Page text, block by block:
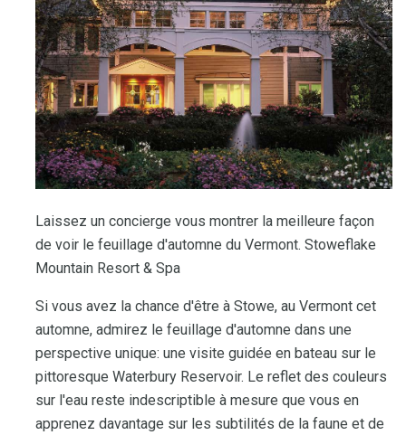
Laissez un concierge vous montrer la meilleure façon
de voir le feuillage d'automne du Vermont. Stoweflake
Mountain Resort & Spa
Si vous avez la chance d'être à Stowe, au Vermont cet
automne, admirez le feuillage d'automne dans une
perspective unique: une visite guidée en bateau sur le
pittoresque Waterbury Reservoir. Le reflet des couleurs
sur l'eau reste indescriptible à mesure que vous en
apprenez davantage sur les subtilités de la faune et de